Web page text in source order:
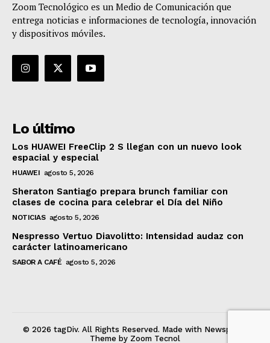
Zoom Tecnológico es un Medio de Comunicación que
entrega noticias e informaciones de tecnología, innovación
y dispositivos móviles.
Lo último
Los HUAWEI FreeClip 2 S llegan con un nuevo look
espacial y especial
HUAWEI agosto 5, 2026
Sheraton Santiago prepara brunch familiar con
clases de cocina para celebrar el Día del Niño
NOTICIAS agosto 5, 2026
Nespresso Vertuo Diavolitto: Intensidad audaz con
carácter latinoamericano
SABOR A CAFÉ agosto 5, 2026
© 2026 tagDiv. All Rights Reserved. Made with Newspaper
Theme by Zoom Tecnol